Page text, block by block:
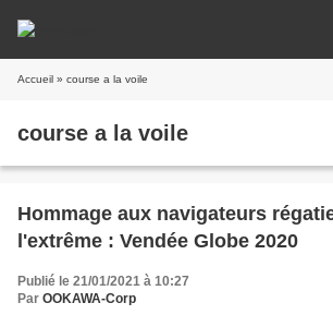
Accueil » course a la voile
course a la voile
Hommage aux navigateurs
l'extrême : Vendée Globe 2020
Publié le 21/01/2021 à 10:27
Par OOKAWA-Corp